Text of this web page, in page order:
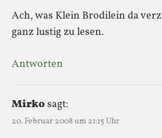
Ach, was Klein Brodilein da
ganz lustig zu lesen.
Antworten
Mirkosagt:
20. Februar 2008 um 21:15 Uhr